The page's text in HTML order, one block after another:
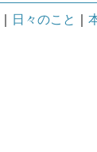
日々のこと